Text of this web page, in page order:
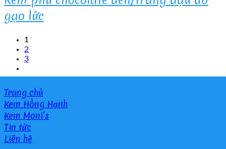
gạo lức
1
2
3
Trang chủ
Kem Hồng Hạnh
Kem Moni’s
Tin tức
Liên hệ